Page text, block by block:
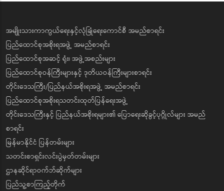
အမျိုးသားကာကွယ်ရေးနှင့်လုံခြုံရေးကောင်စီ အမည်စာရင်း
ပြည်ထောင်စုအစိုးရအဖွဲ့ အမည်စာရင်း
ပြည်ထောင်စုအဆင့် ရုံး၊ အဖွဲ့အစည်းများ
ပြည်ထောင်စုဝန်ကြီးများနှင့် ဒုတိယဝန်ကြီးများစာရင်း
တိုင်းဒေသကြီး/ပြည်နယ်အစိုးရအဖွဲ့ အမည်စာရင်း
ပြည်ထောင်စုအစိုးရသတင်းထုတ်ပြန်ရေးအဖွဲ့
တိုင်းဒေသကြီးနှင့် ပြည်နယ်အစိုးရများ၏ ပြောရေးဆိုခွင့်ပုဂ္ဂိုလ်များ အမည်
စာရင်း
မြန်မာနိုင်ငံ ပြန်တမ်းများ
သတင်းစာရှင်းလင်းပွဲမှတ်တမ်းများ
ဌာနဆိုင်ရာဝက်ဘ်ဆိုက်များ
ပြည်သူ့စာကြည့်တိုက်